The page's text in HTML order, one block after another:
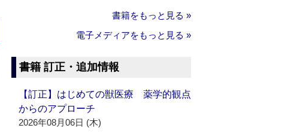
書籍をもっと見る »
電子メディアをもっと見る »
書籍 訂正・追加情報
【訂正】はじめての獣医療 薬学的観点
からのアプローチ
2026年08月06日 (木)